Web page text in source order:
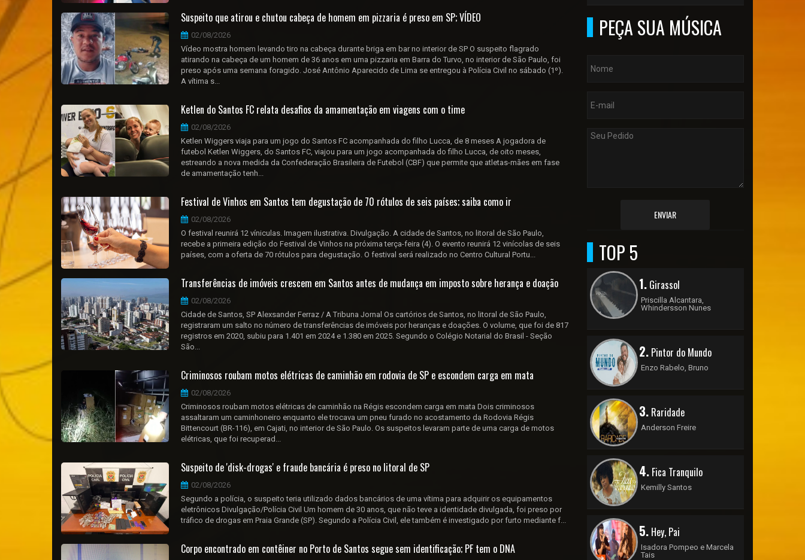
Suspeito que atirou e chutou cabeça de homem em pizzaria é preso em SP; VÍDEO
02/08/2026
Vídeo mostra homem levando tiro na cabeça durante briga em bar no interior de SP O suspeito flagrado
atirando na cabeça de um homem de 36 anos em uma pizzaria em Barra do Turvo, no interior de São Paulo, foi
preso após uma semana foragido. José Antônio Aparecido de Lima se entregou à Polícia Civil no sábado (1º).
A vítima s...
Ketlen do Santos FC relata desafios da amamentação em viagens com o time
02/08/2026
Ketlen Wiggers viaja para um jogo do Santos FC acompanhada do filho Lucca, de 8 meses A jogadora de
futebol Ketlen Wiggers, do Santos FC, viajou para um jogo acompanhada do filho Lucca, de oito meses,
estreando a nova medida da Confederação Brasileira de Futebol (CBF) que permite que atletas-mães em fase
de amamentação tenh...
Festival de Vinhos em Santos tem degustação de 70 rótulos de seis países; saiba como ir
02/08/2026
O festival reunirá 12 víniculas. Imagem ilustrativa. Divulgação. A cidade de Santos, no litoral de São Paulo,
recebe a primeira edição do Festival de Vinhos na próxima terça-feira (4). O evento reunirá 12 vinícolas de seis
países, com a oferta de 70 rótulos para degustação. O festival será realizado no Centro Cultural Portu...
Transferências de imóveis crescem em Santos antes de mudança em imposto sobre herança e doação
02/08/2026
Cidade de Santos, SP Alexsander Ferraz / A Tribuna Jornal Os cartórios de Santos, no litoral de São Paulo,
registraram um salto no número de transferências de imóveis por heranças e doações. O volume, que foi de 817
registros em 2020, subiu para 1.401 em 2024 e 1.380 em 2025. Segundo o Colégio Notarial do Brasil - Seção
São...
Criminosos roubam motos elétricas de caminhão em rodovia de SP e escondem carga em mata
02/08/2026
Criminosos roubam motos elétricas de caminhão na Régis escondem carga em mata Dois criminosos
assaltaram um caminhoneiro enquanto ele trocava um pneu furado no acostamento da Rodovia Régis
Bittencourt (BR-116), em Cajati, no interior de São Paulo. Os suspeitos levaram parte de uma carga de motos
elétricas, que foi recuperad...
Suspeito de 'disk-drogas' e fraude bancária é preso no litoral de SP
02/08/2026
Segundo a polícia, o suspeito teria utilizado dados bancários de uma vítima para adquirir os equipamentos
eletrônicos Divulgação/Polícia Civil Um homem de 30 anos, que não teve a identidade divulgada, foi preso por
tráfico de drogas em Praia Grande (SP). Segundo a Polícia Civil, ele também é investigado por furto mediante f...
Corpo encontrado em contêiner no Porto de Santos segue sem identificação; PF tem o DNA
PEÇA SUA MÚSICA
ENVIAR
TOP 5
1.Girassol
Priscilla Alcantara,
Whindersson Nunes
2.Pintor do Mundo
Enzo Rabelo, Bruno
3.Raridade
Anderson Freire
4.Fica Tranquilo
Kemilly Santos
5.Hey, Pai
Isadora Pompeo e Marcela
Tais